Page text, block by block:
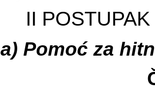
II
a) Pomoć za